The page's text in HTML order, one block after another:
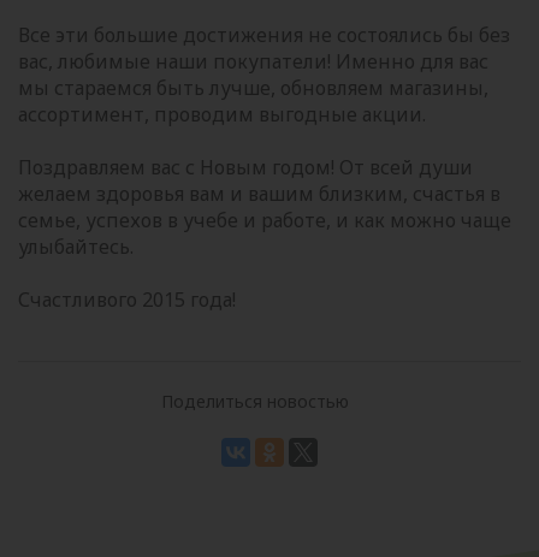
Все эти большие достижения не состоялись бы без
вас, любимые наши покупатели! Именно для вас
мы стараемся быть лучше, обновляем магазины,
ассортимент, проводим выгодные акции.
Поздравляем вас с Новым годом! От всей души
желаем здоровья вам и вашим близким, счастья в
семье, успехов в учебе и работе, и как можно чаще
улыбайтесь.
Счастливого 2015 года!
Поделиться новостью